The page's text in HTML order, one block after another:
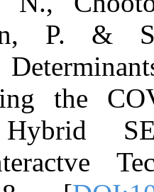
Predicting
Adoption
Two-
Approach.